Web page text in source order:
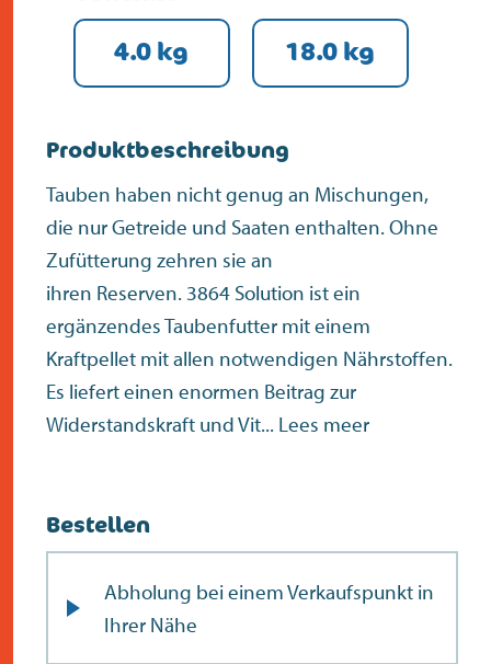
4.0 kg 18.0 kg
Produktbeschreibung
Tauben haben nicht genug an Mischungen,
die nur Getreide und Saaten enthalten. Ohne
Zufütterung zehren sie an
ihren Reserven. 3864 Solution ist ein
ergänzendes Taubenfutter mit einem
Kraftpellet mit allen notwendigen Nährstoffen.
Es liefert einen enormen Beitrag zur
Widerstandskraft und Vit... Lees meer
Bestellen
Abholung bei einem Verkaufspunkt in
Ihrer Nähe